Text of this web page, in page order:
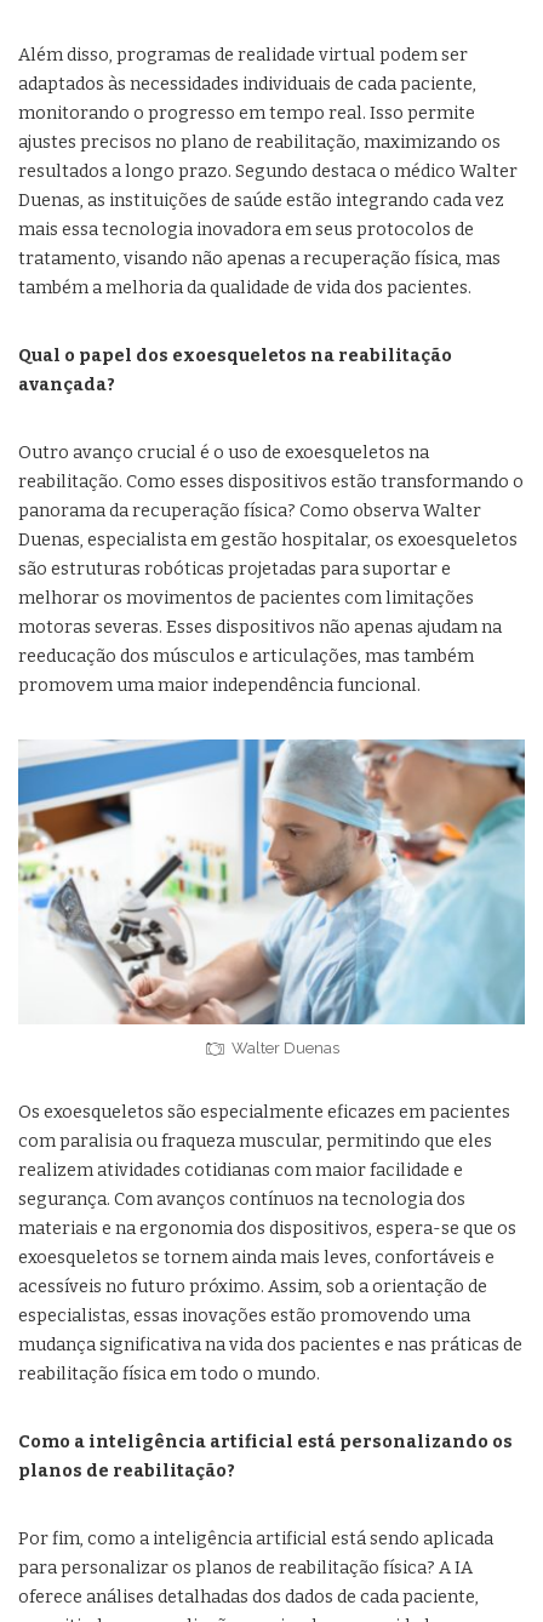
Além disso, programas de realidade virtual podem ser
adaptados às necessidades individuais de cada paciente,
monitorando o progresso em tempo real. Isso permite
ajustes precisos no plano de reabilitação, maximizando os
resultados a longo prazo. Segundo destaca o médico Walter
Duenas, as instituições de saúde estão integrando cada vez
mais essa tecnologia inovadora em seus protocolos de
tratamento, visando não apenas a recuperação física, mas
também a melhoria da qualidade de vida dos pacientes.
Qual o papel dos exoesqueletos na reabilitação
avançada?
Outro avanço crucial é o uso de exoesqueletos na
reabilitação. Como esses dispositivos estão transformando o
panorama da recuperação física? Como observa Walter
Duenas, especialista em gestão hospitalar, os exoesqueletos
são estruturas robóticas projetadas para suportar e
melhorar os movimentos de pacientes com limitações
motoras severas. Esses dispositivos não apenas ajudam na
reeducação dos músculos e articulações, mas também
promovem uma maior independência funcional.
Walter Duenas
Os exoesqueletos são especialmente eficazes em pacientes
com paralisia ou fraqueza muscular, permitindo que eles
realizem atividades cotidianas com maior facilidade e
segurança. Com avanços contínuos na tecnologia dos
materiais e na ergonomia dos dispositivos, espera-se que os
exoesqueletos se tornem ainda mais leves, confortáveis e
acessíveis no futuro próximo. Assim, sob a orientação de
especialistas, essas inovações estão promovendo uma
mudança significativa na vida dos pacientes e nas práticas de
reabilitação física em todo o mundo.
Como a inteligência artificial está personalizando os
planos de reabilitação?
Por fim, como a inteligência artificial está sendo aplicada
para personalizar os planos de reabilitação física? A IA
oferece análises detalhadas dos dados de cada paciente,